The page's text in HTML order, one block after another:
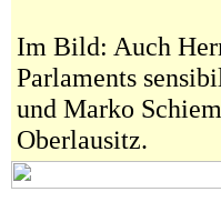
Im Bild: Auch
Parlaments
und Marko
Oberlausitz.